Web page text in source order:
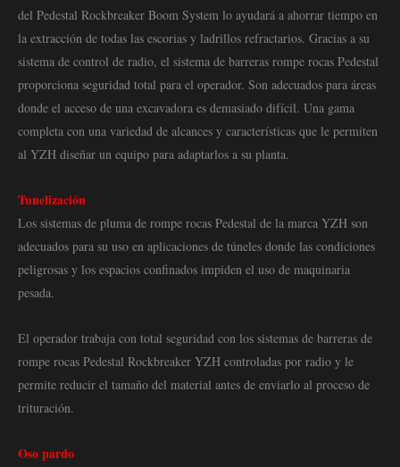
del Pedestal Rockbreaker Boom System lo ayudará a ahorrar tiempo en
la extracción de todas las escorias y ladrillos refractarios. Gracias a su
sistema de control de radio, el sistema de barreras rompe rocas Pedestal
proporciona seguridad total para el operador. Son adecuados para áreas
donde el acceso de una excavadora es demasiado difícil. Una gama
completa con una variedad de alcances y características que le permiten
al YZH diseñar un equipo para adaptarlos a su planta.
Tunelización
Los sistemas de pluma de rompe rocas Pedestal de la marca YZH son
adecuados para su uso en aplicaciones de túneles donde las condiciones
peligrosas y los espacios confinados impiden el uso de maquinaria
pesada.
El operador trabaja con total seguridad con los sistemas de barreras de
rompe rocas Pedestal Rockbreaker YZH controladas por radio y le
permite reducir el tamaño del material antes de enviarlo al proceso de
trituración.
Oso pardo